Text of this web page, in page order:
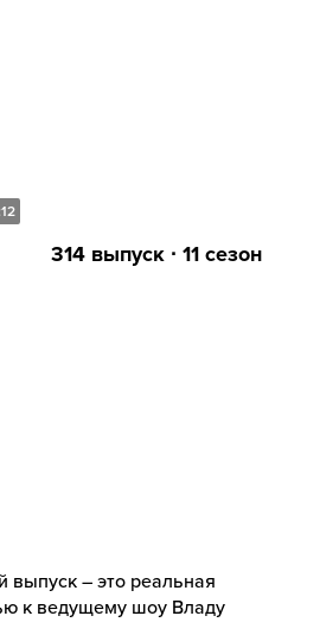
314 выпуск ∙ 11 сезон
– это реальная
к ведущему шоу Владу